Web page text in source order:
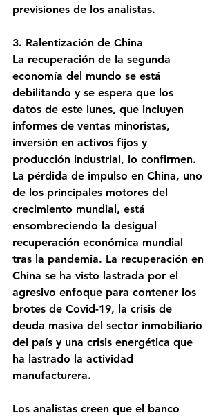
previsiones de los analistas.
3. Ralentización de China
La recuperación de la segunda
economía del mundo se está
debilitando y se espera que los
datos de este lunes, que incluyen
informes de ventas minoristas,
inversión en activos fijos y
producción industrial, lo confirmen.
La pérdida de impulso en China, uno
de los principales motores del
crecimiento mundial, está
ensombreciendo la desigual
recuperación económica mundial
tras la pandemia. La recuperación en
China se ha visto lastrada por el
agresivo enfoque para contener los
brotes de Covid-19, la crisis de
deuda masiva del sector inmobiliario
del país y una crisis energética que
ha lastrado la actividad
manufacturera.
Los analistas creen que el banco